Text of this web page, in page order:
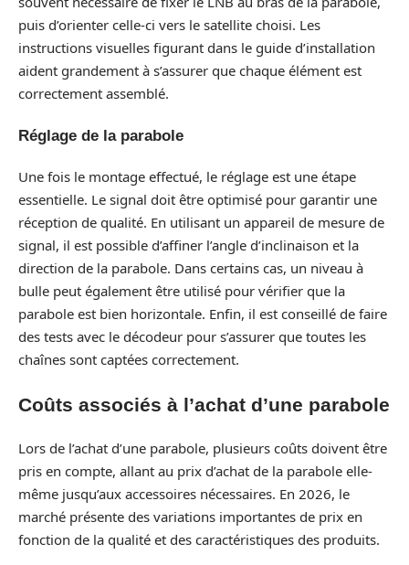
puis d’orienter celle-ci vers le satellite choisi. Les
instructions visuelles figurant dans le guide d’installation
aident grandement à s’assurer que chaque élément est
correctement assemblé.
Réglage de la parabole
Une fois le montage effectué, le réglage est une étape
essentielle. Le signal doit être optimisé pour garantir une
réception de qualité. En utilisant un appareil de mesure de
signal, il est possible d’affiner l’angle d’inclinaison et la
direction de la parabole. Dans certains cas, un niveau à
bulle peut également être utilisé pour vérifier que la
parabole est bien horizontale. Enfin, il est conseillé de faire
des tests avec le décodeur pour s’assurer que toutes les
chaînes sont captées correctement.
Coûts associés à l’achat d’une parabole
Lors de l’achat d’une parabole, plusieurs coûts doivent être
pris en compte, allant au prix d’achat de la parabole elle-
même jusqu’aux accessoires nécessaires. En 2026, le
marché présente des variations importantes de prix en
fonction de la qualité et des caractéristiques des produits.